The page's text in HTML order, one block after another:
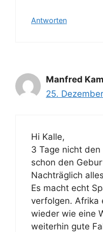
Antworten
Manfred
25.
Hi Kalle,
3 Tage nicht
schon den
Nachträglich
Es macht echt
verfolgen. Afrika
wieder wie eine
weiterhin gute